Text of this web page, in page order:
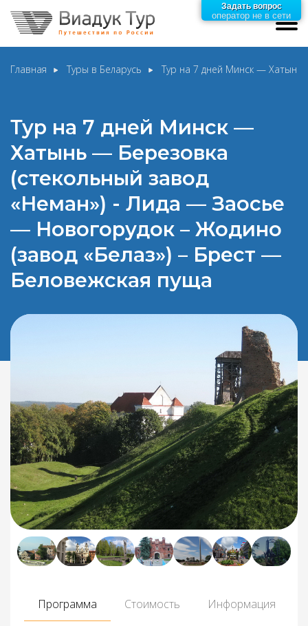
Главная Туры в Беларусь Тур на 7 дней Минск — Хатынь
Тур на 7 дней Минск —
Хатынь — Березовка
(стекольный завод
«Неман») - Лида — Заосье
— Новогорудок – Жодино
(завод «Белаз») – Брест —
Беловежская пуща
Программа Стоимость Информация
Задать вопрос
оператор не в сети